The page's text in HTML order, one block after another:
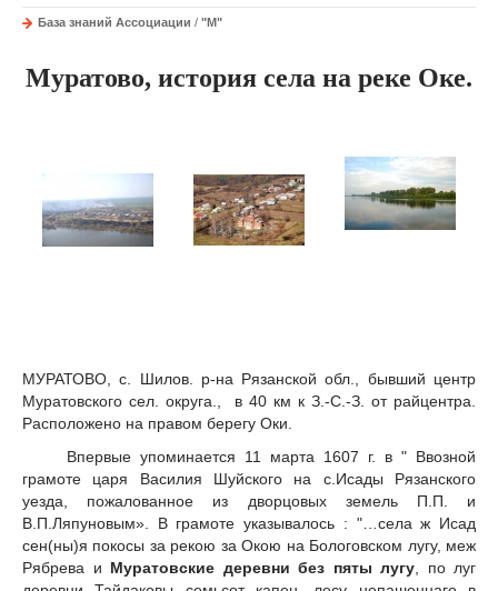
База знаний Ассоциации / "М"
Муратово, история села на реке Оке.
МУРАТОВО, с. Шилов. р-на Рязанской обл., бывший центр
Муратовского сел. округа., в 40 км к З.-С.-З. от райцентра.
Расположено на правом берегу Оки.
Впервые упоминается 11 марта 1607 г. в " Ввозной
грамоте царя Василия Шуйского на с.Исады Рязанского
уезда, пожалованное из дворцовых земель П.П. и
В.П.Ляпуновым». В грамоте указывалось : "…села ж Исад
сен(ны)я покосы за рекою за Окою на Бологовском лугу, меж
Рябрева и Муратовские деревни без пяты лугу , по луг